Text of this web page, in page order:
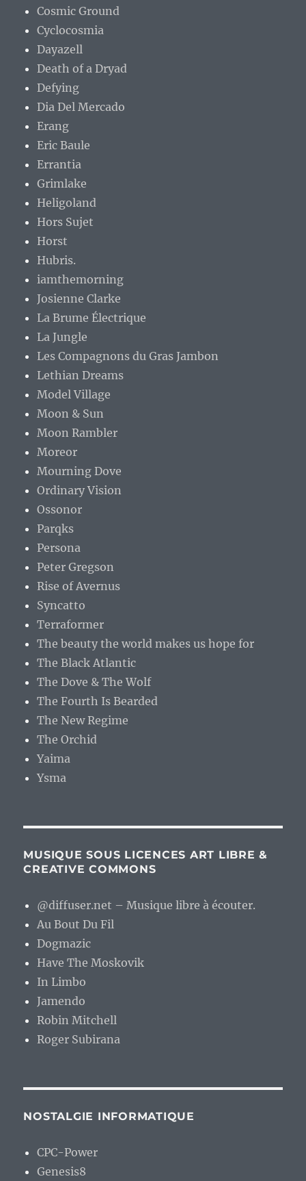
Cosmic Ground
Cyclocosmia
Dayazell
Death of a Dryad
Defying
Dia Del Mercado
Erang
Eric Baule
Errantia
Grimlake
Heligoland
Hors Sujet
Horst
Hubris.
iamthemorning
Josienne Clarke
La Brume Électrique
La Jungle
Les Compagnons du Gras Jambon
Lethian Dreams
Model Village
Moon & Sun
Moon Rambler
Moreor
Mourning Dove
Ordinary Vision
Ossonor
Parqks
Persona
Peter Gregson
Rise of Avernus
Syncatto
Terraformer
The beauty the world makes us hope for
The Black Atlantic
The Dove & The Wolf
The Fourth Is Bearded
The New Regime
The Orchid
Yaima
Ysma
MUSIQUE SOUS LICENCES ART LIBRE &
CREATIVE COMMONS
@diffuser.net – Musique libre à écouter.
Au Bout Du Fil
Dogmazic
Have The Moskovik
In Limbo
Jamendo
Robin Mitchell
Roger Subirana
NOSTALGIE INFORMATIQUE
CPC-Power
Genesis8